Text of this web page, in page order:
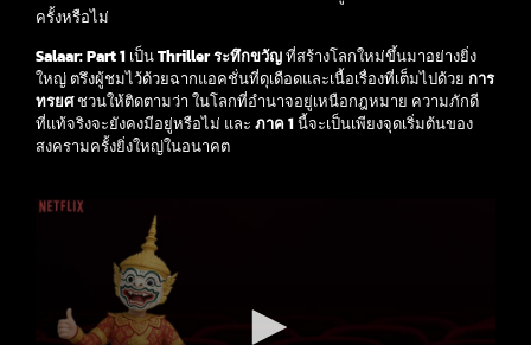
ครั้งหรือไม่
Salaar: Part 1 เป็นThriller ระทึกขวัญที่สร้างโลกใหม่ขึ้นมาอย่างยิ่ง
ใหญ่ ตรึงผู้ชมไว้ด้วยฉากแอคชั่นที่ดุเดือดและเนื้อเรื่องที่เต็มไปด้วย การ
ทรยศชวนให้ติดตามว่า ในโลกที่อำนาจอยู่เหนือกฎหมาย ความภักดี
ที่แท้จริงจะยังคงมีอยู่หรือไม่ และ ภาค 1นี้จะเป็นเพียงจุดเริ่มต้นของ
สงครามครั้งยิ่งใหญ่ในอนาคต